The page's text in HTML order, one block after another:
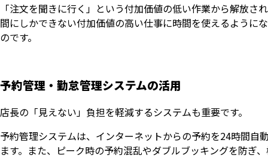
「注文を聞きに行く」という付加価値の低い作業から解放
間にしかできない付加価値の高い仕事に時間を使えるように
のです。
予約管理・勤怠管理システムの活用
店長の「見えない」負担を軽減するシステムも重要です。
予約管理システムは、インターネットからの予約を24時間自
ます。また、ピーク時の予約混乱やダブルブッキングを防ぎ